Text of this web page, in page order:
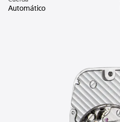
Automático